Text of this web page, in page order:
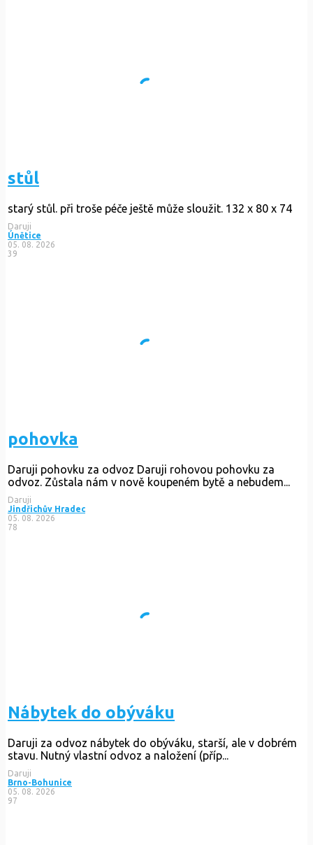
stůl
starý stůl. při troše péče ještě může sloužit. 132 x 80 x 74
Daruji
Únětice
05. 08. 2026
39
pohovka
Daruji pohovku za odvoz Daruji rohovou pohovku za
odvoz. Zůstala nám v nově koupeném bytě a nebudem...
Daruji
Jindřichův Hradec
05. 08. 2026
78
Nábytek do obýváku
Daruji za odvoz nábytek do obýváku, starší, ale v dobrém
stavu. Nutný vlastní odvoz a naložení (příp...
Daruji
Brno-Bohunice
05. 08. 2026
97